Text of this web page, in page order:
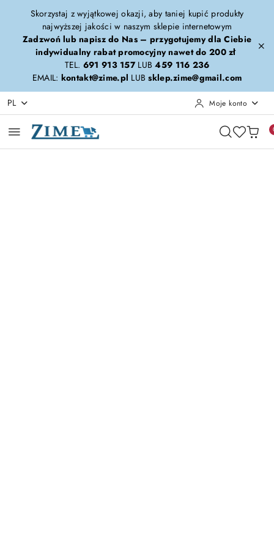
Przejdź do treści głównej
Przejdź do wyszukiwarki
Przejdź do moje konto
Przejdź do menu głównego
Przejdź do opisu produktu
Przejdź do stopki
Skorzystaj z wyjątkowej okazji, aby taniej kupić produkty
najwyższej jakości w naszym sklepie internetowym
Zadzwoń lub napisz do Nas – przygotujemy dla Ciebie
indywidualny rabat promocyjny nawet do 200 zł
TEL. 691 913 157LUB459 116 236
EMAIL: kontakt@zime.pl LUBsklep.zime@gmail.com
PL Moje konto